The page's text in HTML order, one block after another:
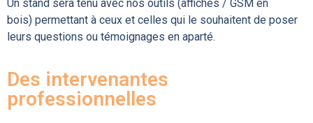
Un stand sera tenu avec nos outils (affiches / GSM en
bois) permettant à ceux et celles qui le souhaitent de poser
leurs questions ou témoignages en aparté.
Des intervenantes
professionnelles